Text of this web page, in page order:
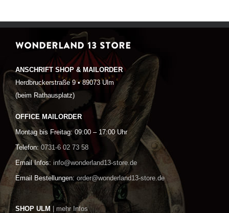
WONDERLAND 13 STORE
ANSCHRIFT SHOP & MAILORDER
Herdbruckerstraße 9 • 89073 Ulm
(beim Rathausplatz)
OFFICE MAILORDER
Montag bis Freitag: 09:00 – 17:00 Uhr
Telefon: 0731-6 02 73 58
Email Infos: info@wonderland13-store.de
Email Bestellungen: order@wonderland13-store.de
SHOP ULM | mehr Infos